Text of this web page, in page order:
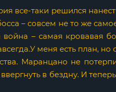
все-таки решился
– совсем не то же
война – самая кровавая
меня есть план,
Маранцано не
в бездну. И теперь